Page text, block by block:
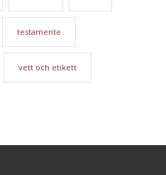
testamente
vett och etikett